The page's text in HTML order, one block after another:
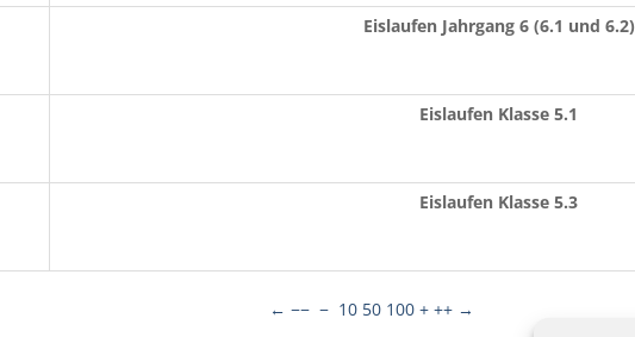
Eislaufen Jahrgang 6 (6.1 und 6.2)
Eislaufen Klasse 5.1
Eislaufen Klasse 5.3
← −− − 10 50 100 + ++ →